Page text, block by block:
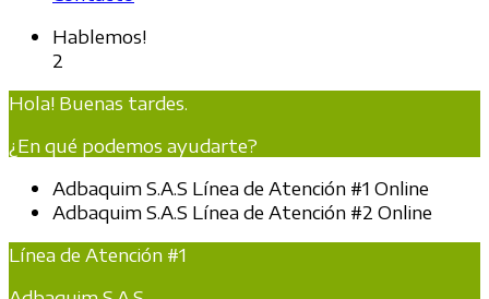
Hablemos!
2
Hola! Buenas tardes.
¿En qué podemos ayudarte?
Adbaquim S.A.S Línea de Atención #1 Online
Adbaquim S.A.S Línea de Atención #2 Online
Línea de Atención #1